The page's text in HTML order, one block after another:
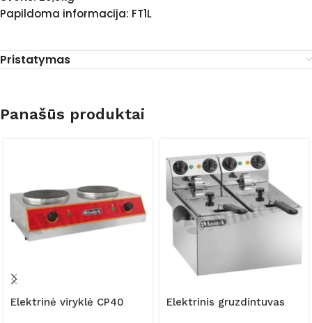
Papildoma informacija: FT1L
Pristatymas
Panašūs produktai
Elektrinė viryklė CP40
Elektrinis gruzdintuvas